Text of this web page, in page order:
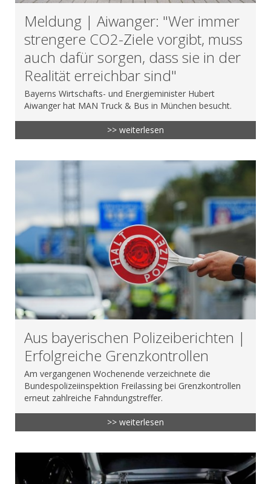
Meldung | Aiwanger: "Wer immer
strengere CO2-Ziele vorgibt, muss
auch dafür sorgen, dass sie in der
Realität erreichbar sind"
Bayerns Wirtschafts- und Energieminister Hubert
Aiwanger hat MAN Truck & Bus in München besucht.
>> weiterlesen
Aus bayerischen Polizeiberichten |
Erfolgreiche Grenzkontrollen
Am vergangenen Wochenende verzeichnete die
Bundespolizeiinspektion Freilassing bei Grenzkontrollen
erneut zahlreiche Fahndungstreffer.
>> weiterlesen